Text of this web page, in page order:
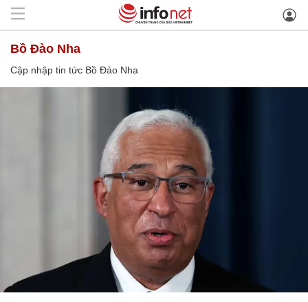
Bồ Đào Nha
Cập nhập tin tức Bồ Đào Nha